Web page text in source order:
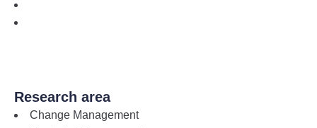
Research area
Change Management